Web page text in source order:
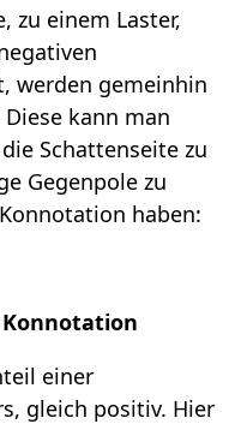
zu einem Laster,
werden gemeinhin
kann man
Schattenseite zu
Gegenpole zu
haben:
einer
gleich positiv. Hier